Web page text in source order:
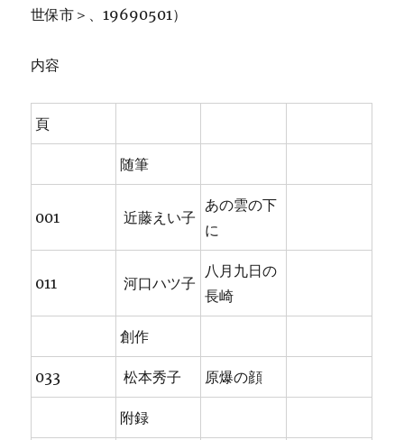
世保市＞、19690501）
内容
頁
随筆
001 近藤えい子
あの雲の下
に
011 河口ハツ子
八月九日の
長崎
創作
033 松本秀子 原爆の顔
附録